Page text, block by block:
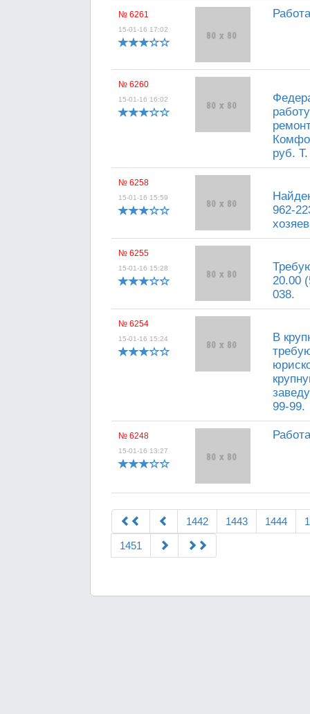
№ 6261
15-01-16 17:02
№ 6260
15-01-16 16:02
руб.
№ 6258
15-01-16 15:59
962-
№ 6255
15-01-16 15:28
20.00
038.
№ 6254
15-01-16 15:24
В
99-99.
№ 6248
15-01-16 13:27
1442 1443 1444
1451